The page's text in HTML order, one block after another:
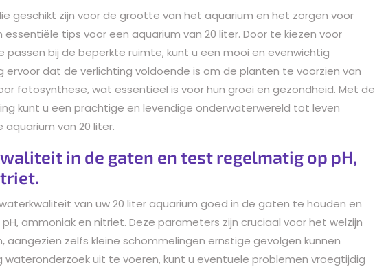
geschikt zijn voor de grootte van het aquarium en het zorgen voor
essentiële tips voor een aquarium van 20 liter. Door te kiezen voor
passen bij de beperkte ruimte, kunt u een mooi en evenwichtig
ervoor dat de verlichting voldoende is om de planten te voorzien van
fotosynthese, wat essentieel is voor hun groei en gezondheid. Met de
kunt u een prachtige en levendige onderwaterwereld tot leven
van 20 liter.
in de gaten en test regelmatig op pH,
van uw 20 liter aquarium goed in de gaten te houden en
ammoniak en nitriet. Deze parameters zijn cruciaal voor het welzijn
aangezien zelfs kleine schommelingen ernstige gevolgen kunnen
wateronderzoek uit te voeren, kunt u eventuele problemen vroegtijdig